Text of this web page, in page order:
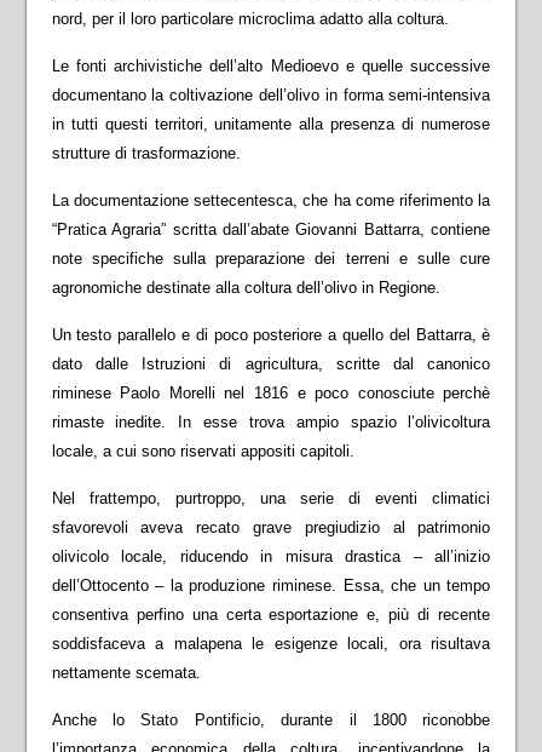
nord, per il loro particolare microclima adatto alla coltura.
Le fonti archivistiche dell’alto Medioevo e quelle successive
documentano la coltivazione dell’olivo in forma semi-intensiva
in tutti questi territori, unitamente alla presenza di numerose
strutture di trasformazione.
La documentazione settecentesca, che ha come riferimento la
“Pratica Agraria” scritta dall’abate Giovanni Battarra, contiene
note specifiche sulla preparazione dei terreni e sulle cure
agronomiche destinate alla coltura dell’olivo in Regione.
Un testo parallelo e di poco posteriore a quello del Battarra, è
dato dalle Istruzioni di agricultura, scritte dal canonico
riminese Paolo Morelli nel 1816 e poco conosciute perchè
rimaste inedite. In esse trova ampio spazio l’olivicoltura
locale, a cui sono riservati appositi capitoli.
Nel frattempo, purtroppo, una serie di eventi climatici
sfavorevoli aveva recato grave pregiudizio al patrimonio
olivicolo locale, riducendo in misura drastica – all’inizio
dell’Ottocento – la produzione riminese. Essa, che un tempo
consentiva perfino una certa esportazione e, più di recente
soddisfaceva a malapena le esigenze locali, ora risultava
nettamente scemata.
Anche lo Stato Pontificio, durante il 1800 riconobbe